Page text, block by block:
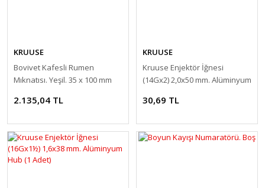
KRUUSE
Bovivet Kafesli Rumen
Mıknatısı. Yeşil. 35 x 100 mm
2.135,04 TL
KRUUSE
Kruuse Enjektör İğnesi
(14Gx2) 2,0x50 mm. Alüminyum
30,69 TL